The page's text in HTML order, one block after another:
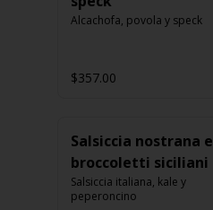
Alcachofa, povola y speck
$357.00
Salsiccia nostrana e
broccoletti siciliani
Salsiccia italiana, kale y
peperoncino